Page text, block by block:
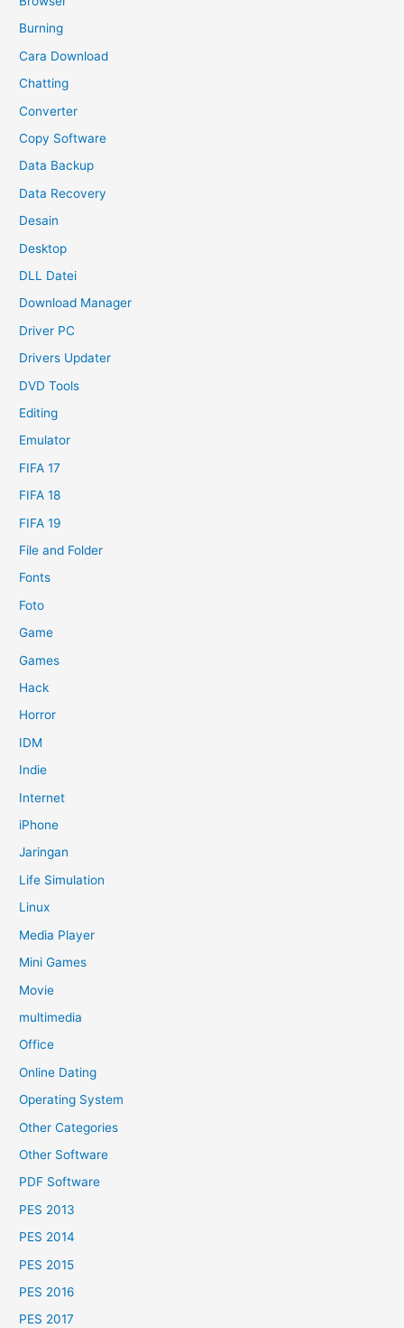
Burning
Cara Download
Chatting
Converter
Copy Software
Data Backup
Data Recovery
Desain
Desktop
DLL Datei
Download Manager
Driver PC
Drivers Updater
DVD Tools
Editing
Emulator
FIFA 17
FIFA 18
FIFA 19
File and Folder
Fonts
Foto
Game
Games
Hack
Horror
IDM
Indie
Internet
iPhone
Jaringan
Life Simulation
Linux
Media Player
Mini Games
Movie
multimedia
Office
Online Dating
Operating System
Other Categories
Other Software
PDF Software
PES 2013
PES 2014
PES 2015
PES 2016
PES 2017